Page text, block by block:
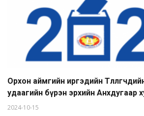
Орхон аймгийн иргэдийн
удаагийн бүрэн эрхийн Анхдугаар
2024-10-15